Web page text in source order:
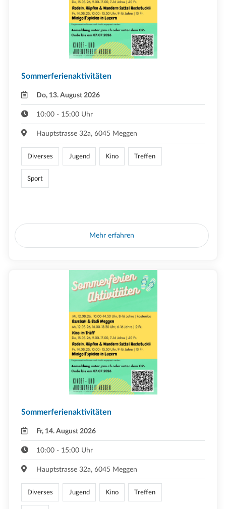
Sommerferienaktivitäten
Do, 13. August 2026
10:00 - 15:00 Uhr
Hauptstrasse 32a, 6045 Meggen
Diverses Jugend Kino Treffen
Sport
Mehr erfahren
Sommerferienaktivitäten
Fr, 14. August 2026
10:00 - 15:00 Uhr
Hauptstrasse 32a, 6045 Meggen
Diverses Jugend Kino Treffen